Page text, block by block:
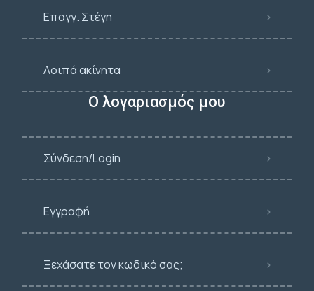
Επαγγ. Στέγη
Λοιπά ακίνητα
Ο λογαριασμός μου
Σύνδεση/Login
Εγγραφή
Ξεχάσατε τον κωδικό σας;